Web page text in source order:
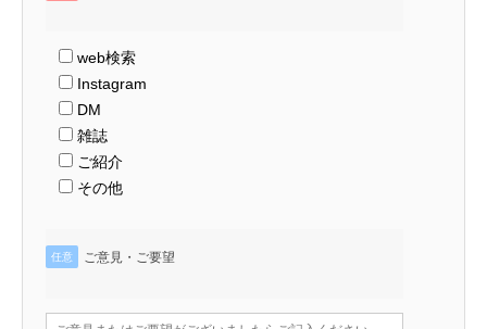
web検索
Instagram
DM
雑誌
ご紹介
その他
任意 ご意見・ご要望